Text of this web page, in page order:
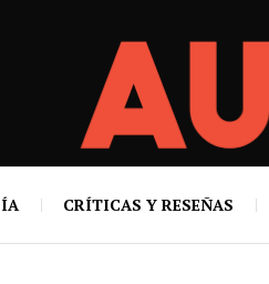
CRÍTICAS Y RESEÑAS